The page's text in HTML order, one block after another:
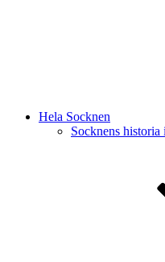
Hela Socknen
Socknens historia